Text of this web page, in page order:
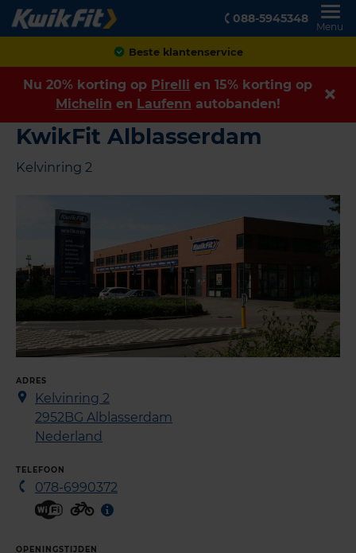
088-5945348
Menu
Achteraf betalen
Nu 20% korting op Pirelli en 15% korting op
Michelin en Laufenn autobanden!
KwikFit Alblasserdam
Kelvinring 2
ADRES
Kelvinring 2
2952BG Alblasserdam
Nederland
TELEFOON
078-6990372
OPENINGSTIJDEN